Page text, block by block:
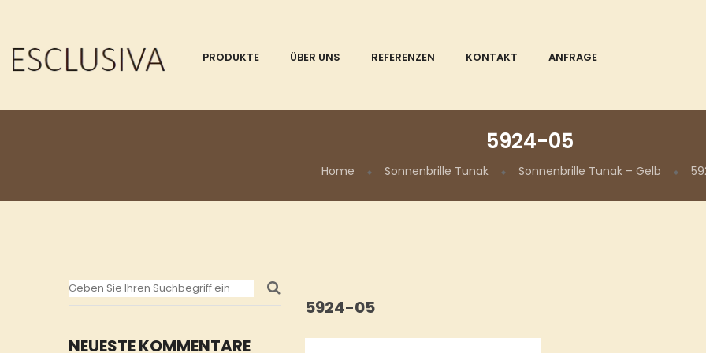
PRODUKTE ÜBER UNS REFERENZEN KONTAKT ANFRAGE
5924-05
Home Sonnenbrille Tunak Sonnenbrille Tunak – Gelb
NEUESTE KOMMENTARE
5924-05